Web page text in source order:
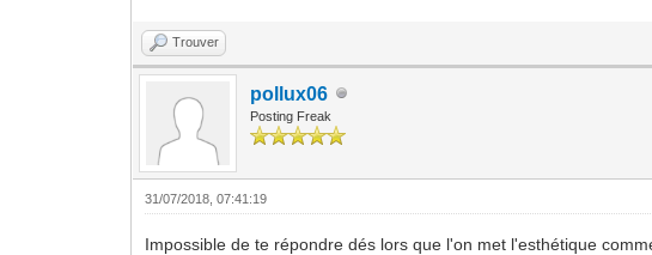
Trouver
pollux06
Posting Freak
31/07/2018, 07:41:19
Impossible de te répondre dés lors que l'on met l'esthétique